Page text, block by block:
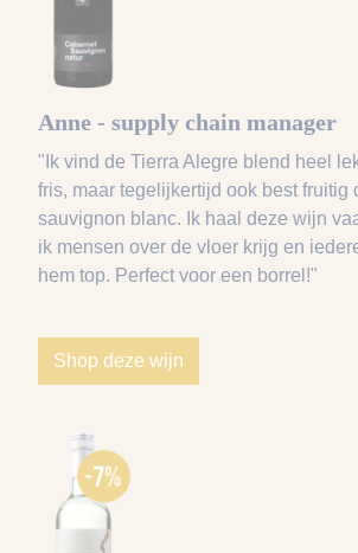
Anne - supply chain manager
"Ik vind de Tierra Alegre blend heel
fris, maar tegelijkertijd ook best fruitig
sauvignon blanc. Ik haal deze wijn
ik mensen over de vloer krijg en
hem top. Perfect voor een borrel!"
Shop deze wijn